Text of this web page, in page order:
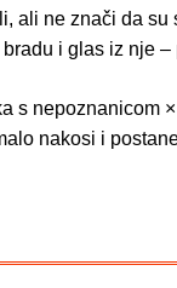
ali ne znači da
i glas iz nje –
s nepoznanicom
nakosi i